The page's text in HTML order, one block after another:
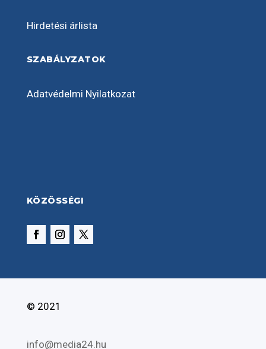
Hirdetési árlista
SZABÁLYZATOK
Adatvédelmi Nyilatkozat
KÖZÖSSÉGI
© 2021
info@media24.hu